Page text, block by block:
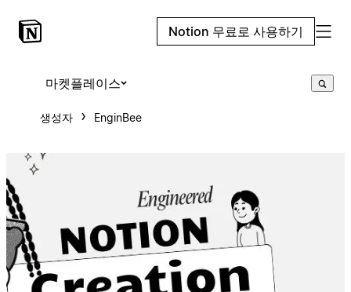
Notion 무료로 사용하기
마켓플레이스
생성자 EnginBee